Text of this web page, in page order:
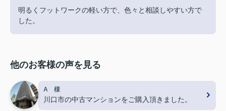
明るくフットワークの軽い方で、色々と相談しやすい方で
した。
他のお客様の声を見る
A 様
川口市の中古マンションをご購入頂きました。